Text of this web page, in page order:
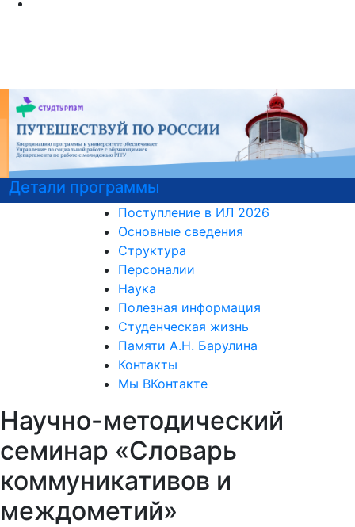
Детали программы
Поступление в ИЛ 2026
Основные сведения
Структура
Персоналии
Наука
Полезная информация
Студенческая жизнь
Памяти А.Н. Барулина
Контакты
Мы ВКонтакте
Научно-методический
семинар «Словарь
коммуникативов и
междометий»